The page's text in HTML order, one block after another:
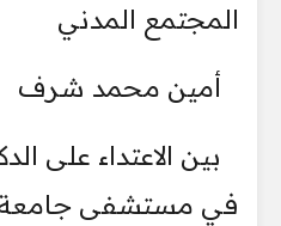
المجتمع المدني
أمين محمد شرف
بين الاعتداء على
في مستشفى جامعة